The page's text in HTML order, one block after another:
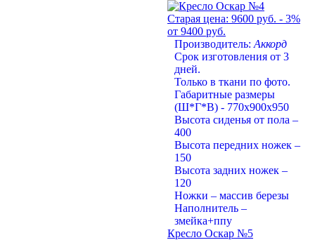
Старая цена: 9600 руб. - 3%
от 9400 руб.
Производитель: Аккорд
Срок изготовления от 3
дней.
Только в ткани по фото.
Габаритные размеры
(Ш*Г*В) - 770х900х950
Высота сиденья от пола –
400
Высота передних ножек –
150
Высота задних ножек –
120
Ножки – массив березы
Наполнитель –
змейка+ппу
Кресло Оскар №5